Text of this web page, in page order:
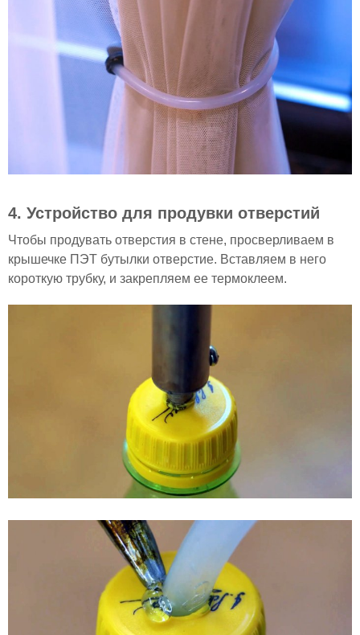
4. Устройство для продувки отверстий
Чтобы продувать отверстия в стене, просверливаем в
крышечке ПЭТ бутылки отверстие. Вставляем в него
короткую трубку, и закрепляем ее термоклеем.